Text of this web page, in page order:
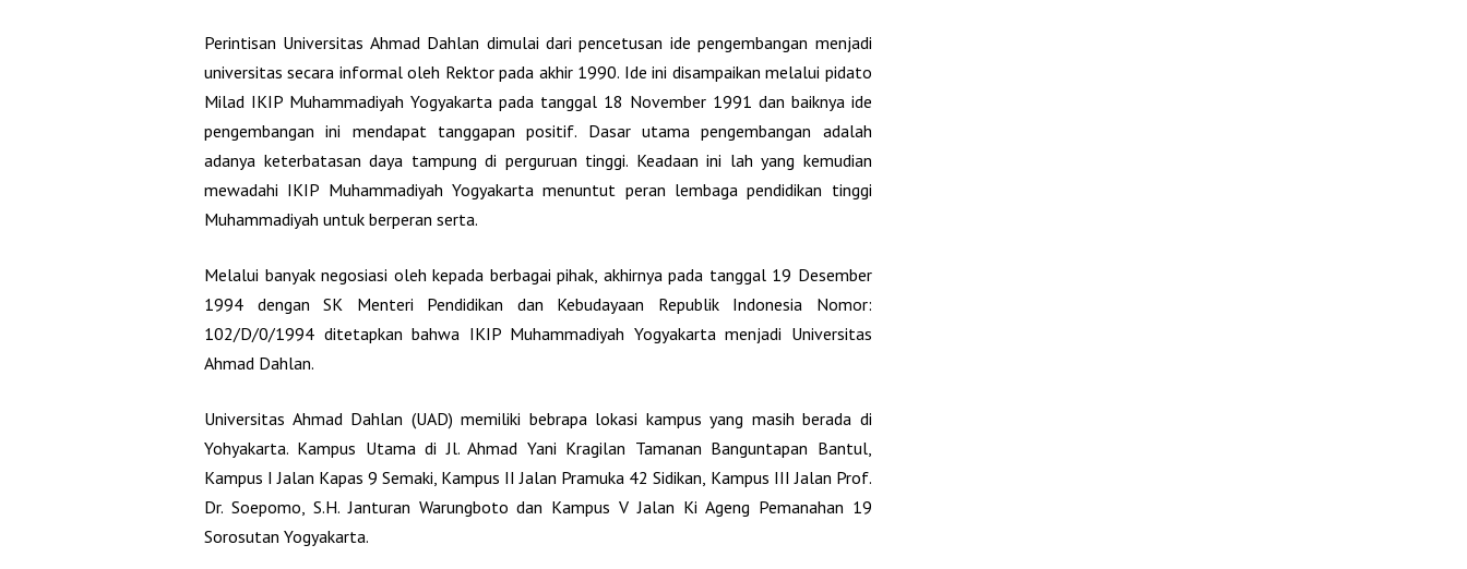
Perintisan Universitas Ahmad Dahlan dimulai dari pencetusan ide pengembangan menjadi
universitas secara informal oleh Rektor pada akhir 1990. Ide ini disampaikan melalui pidato
Milad IKIP Muhammadiyah Yogyakarta pada tanggal 18 November 1991 dan baiknya ide
pengembangan ini mendapat tanggapan positif. Dasar utama pengembangan adalah
adanya keterbatasan daya tampung di perguruan tinggi. Keadaan ini lah yang kemudian
mewadahi IKIP Muhammadiyah Yogyakarta menuntut peran lembaga pendidikan tinggi
Muhammadiyah untuk berperan serta.
Melalui banyak negosiasi oleh kepada berbagai pihak, akhirnya pada tanggal 19 Desember
1994 dengan SK Menteri Pendidikan dan Kebudayaan Republik Indonesia Nomor:
102/D/0/1994 ditetapkan bahwa IKIP Muhammadiyah Yogyakarta menjadi Universitas
Ahmad Dahlan.
Universitas Ahmad Dahlan (UAD) memiliki bebrapa lokasi kampus yang masih berada di
Yohyakarta. Kampus Utama di Jl. Ahmad Yani Kragilan Tamanan Banguntapan Bantul,
Kampus I Jalan Kapas 9 Semaki, Kampus II Jalan Pramuka 42 Sidikan, Kampus III Jalan Prof.
Dr. Soepomo, S.H. Janturan Warungboto dan Kampus V Jalan Ki Ageng Pemanahan 19
Sorosutan Yogyakarta.